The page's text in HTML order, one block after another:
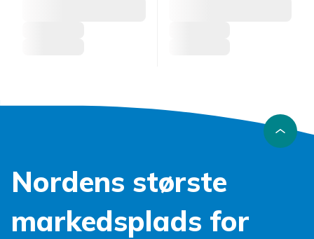
Nordens største
markedsplads for